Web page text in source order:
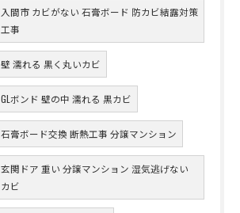
入間市 カビがない 石膏ボード 防カビ結露対策
工事
壁 濡れる 黒く丸いカビ
GLボンド 壁の中 濡れる 黒カビ
石膏ボード交換 断熱工事 分譲マンション
玄関ドア 重い 分譲マンション 湿気逃げない
カビ